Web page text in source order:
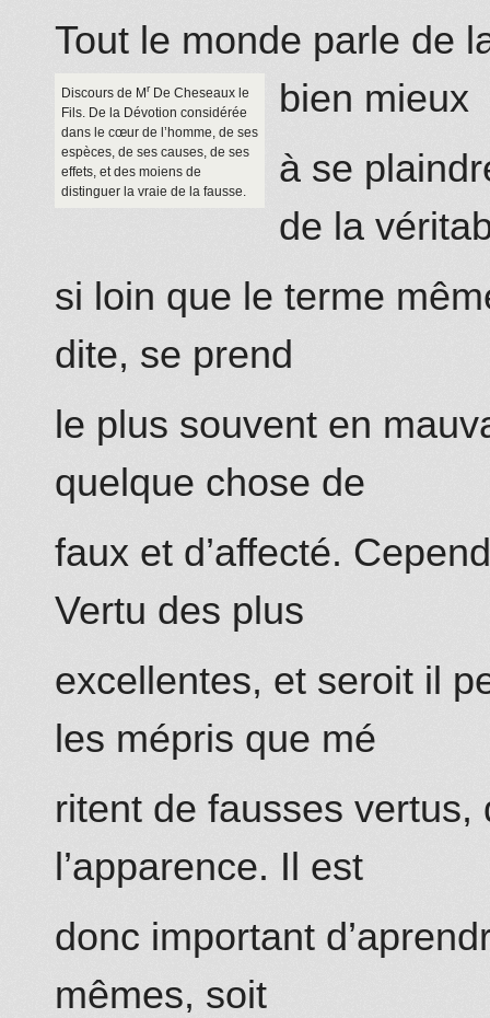
Tout le monde parle de
bien mieux
Discours de Mr De Cheseaux le
Fils. De la Dévotion considérée
dans le cœur de l’homme, de ses
espèces, de ses causes, de ses
effets, et des moiens de
distinguer la vraie de la fausse.
à se
de la
si loin que le terme
dite, se prend
le plus souvent en
quelque chose de
faux et d’affecté.
Vertu des plus
excellentes, et seroit il
les mépris que mé
ritent de fausses vertus,
l’apparence. Il est
donc important
mêmes, soit